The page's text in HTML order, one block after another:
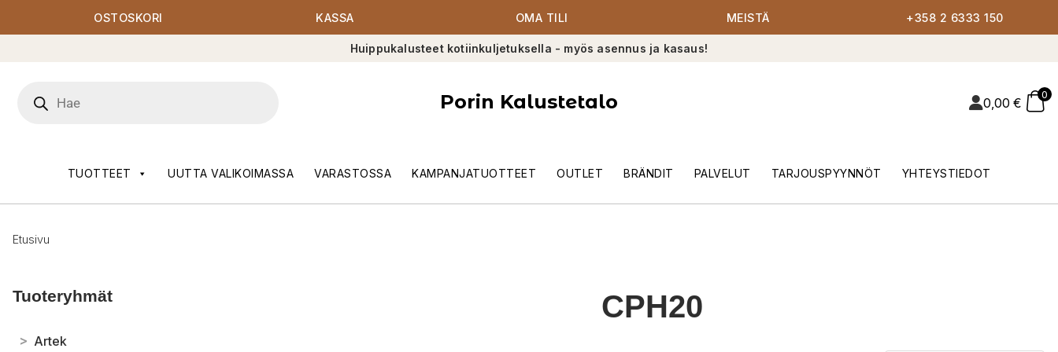
OSTOSKORI KASSA OMA TILI MEISTÄ +358 2 6333 150
Huippukalusteet kotiinkuljetuksella - myös asennus ja kasaus!
search
Porin Kalustetalo 0,00 €
0
TUOTTEET UUTTA VALIKOIMASSA VARASTOSSA KAMPANJATUOTTEET OUTLET BRÄNDIT PALVELUT TARJOUSPYYNNÖT YHTEYSTIEDOT
Etusivu
Tuoteryhmät
> Artek
CPH20